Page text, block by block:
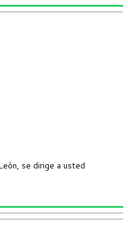
se dirige a usted